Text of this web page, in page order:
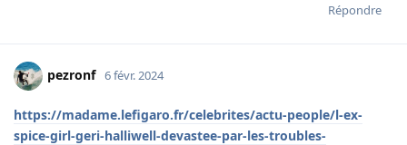
Répondre
pezronf 6 févr. 2024
https://madame.lefigaro.fr/celebrites/actu-people/l-ex-
spice-girl-geri-halliwell-devastee-par-les-troubles-